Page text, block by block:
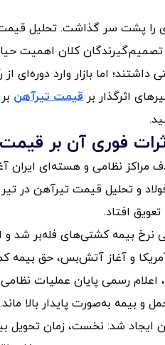
و تصمیم‌گیرندگان کلان اهمیت
اما بازار وارد دوره‌ای
اثرگذار بر قیمت تیرآهن
اسرائیل در 23 خرداد 1404 با هدف مراکز
اعلام رسمی پایان عملیات
و بیمه به‌صورت پایدار بالا ماند.
ایجاد شد: نخست، زمان تحویل